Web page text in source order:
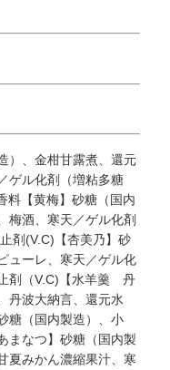
）、金柑甘露煮、還元
ゲル化剤（増粘多糖
料【黄梅】砂糖（国内
梅酒、寒天／ゲル化剤
剤(V.C)【杏美乃】砂
ューレ、寒天／ゲル化
剤（V.C)【水羊羹 丹
丹波大納言、還元水
糖（国内製造）、小
まなつ】砂糖（国内製
夏みかん濃縮果汁、寒